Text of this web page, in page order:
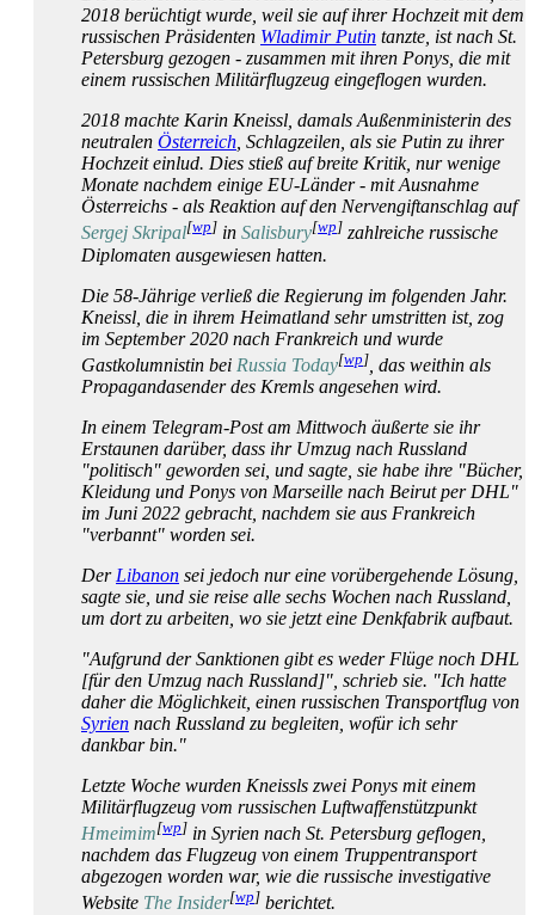
2018 berüchtigt wurde, weil sie auf ihrer Hochzeit mit dem
russischen Präsidenten Wladimir Putin tanzte, ist nach St.
Petersburg gezogen - zusammen mit ihren Ponys, die mit
einem russischen Militärflugzeug eingeflogen wurden.
2018 machte Karin Kneissl, damals Außenministerin des
neutralen Österreich, Schlagzeilen, als sie Putin zu ihrer
Hochzeit einlud. Dies stieß auf breite Kritik, nur wenige
Monate nachdem einige EU-Länder - mit Ausnahme
Österreichs - als Reaktion auf den Nervengift­anschlag auf
Sergej Skripal[wp] in Salisbury[wp] zahlreiche russische
Diplomaten ausgewiesen hatten.
Die 58-Jährige verließ die Regierung im folgenden Jahr.
Kneissl, die in ihrem Heimatland sehr umstritten ist, zog
im September 2020 nach Frankreich und wurde
Gastkolumnistin bei Russia Today[wp] , das weithin als
Propaganda­sender des Kremls angesehen wird.
In einem Telegram-Post am Mittwoch äußerte sie ihr
Erstaunen darüber, dass ihr Umzug nach Russland
"politisch" geworden sei, und sagte, sie habe ihre "Bücher,
Kleidung und Ponys von Marseille nach Beirut per DHL"
im Juni 2022 gebracht, nachdem sie aus Frankreich
"verbannt" worden sei.
Der Libanon sei jedoch nur eine vorübergehende Lösung,
sagte sie, und sie reise alle sechs Wochen nach Russland,
um dort zu arbeiten, wo sie jetzt eine Denkfabrik aufbaut.
"Aufgrund der Sanktionen gibt es weder Flüge noch DHL
[für den Umzug nach Russland]", schrieb sie. "Ich hatte
daher die Möglichkeit, einen russischen Transportflug von
Syrien nach Russland zu begleiten, wofür ich sehr
dankbar bin."
Letzte Woche wurden Kneissls zwei Ponys mit einem
Militär­flugzeug vom russischen Luftwaffen­stützpunkt
Hmeimim[wp] in Syrien nach St. Petersburg geflogen,
nachdem das Flugzeug von einem Truppen­transport
abgezogen worden war, wie die russische investigative
Website The Insider[wp] berichtet.